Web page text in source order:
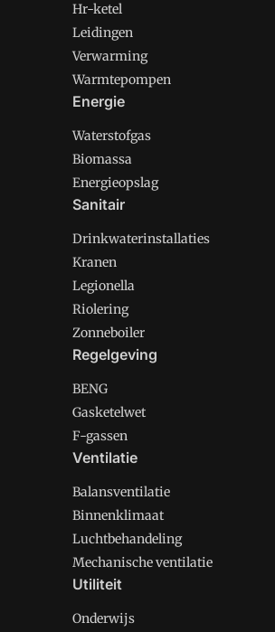
Hr-ketel
Leidingen
Verwarming
Warmtepompen
Energie
Waterstofgas
Biomassa
Energieopslag
Sanitair
Drinkwaterinstallaties
Kranen
Legionella
Riolering
Zonneboiler
Regelgeving
BENG
Gasketelwet
F-gassen
Ventilatie
Balansventilatie
Binnenklimaat
Luchtbehandeling
Mechanische ventilatie
Utiliteit
Onderwijs